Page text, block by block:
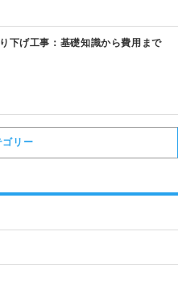
下げ工事：基礎知識から費用まで
ゴリー